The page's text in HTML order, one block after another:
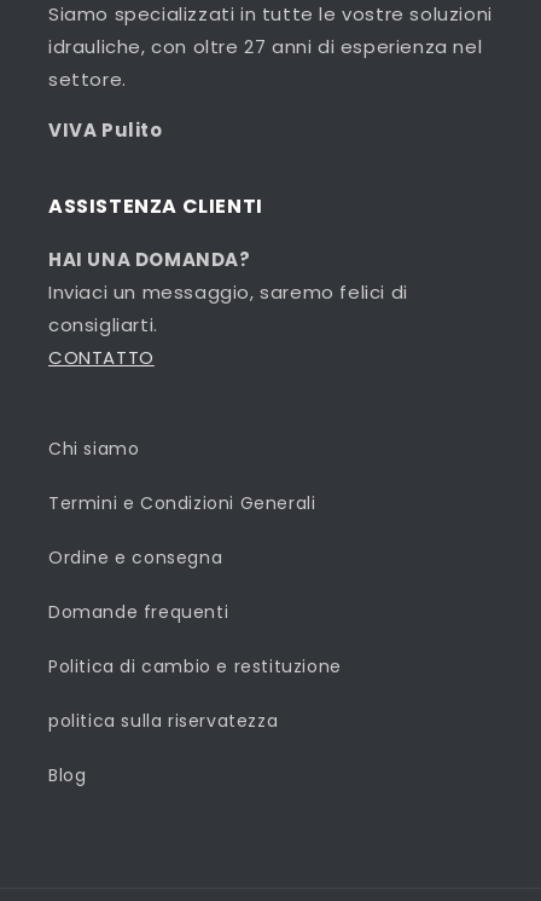
Siamo specializzati in tutte le vostre soluzioni
idrauliche, con oltre 27 anni di esperienza nel
settore.
VIVA Pulito
ASSISTENZA CLIENTI
HAI UNA DOMANDA?
Inviaci un messaggio, saremo felici di
consigliarti.
CONTATTO
Chi siamo
Termini e Condizioni Generali
Ordine e consegna
Domande frequenti
Politica di cambio e restituzione
politica sulla riservatezza
Blog